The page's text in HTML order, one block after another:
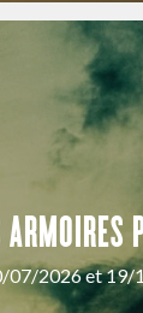
ARMOIRES
07/2026 et 19/